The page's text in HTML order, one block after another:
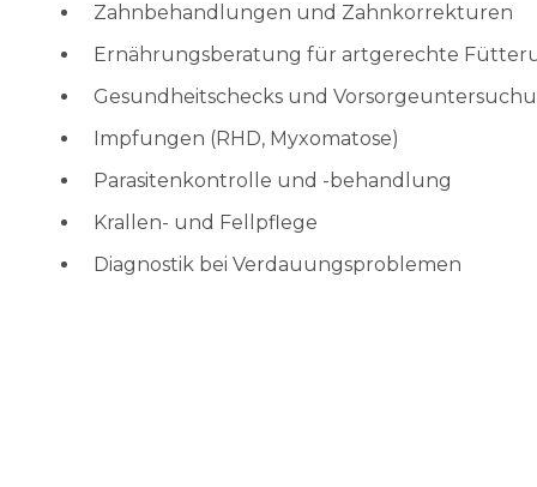
Zahnbehandlungen und Zahnkorrekturen
Ernährungsberatung für artgerechte
Gesundheitschecks und
Impfungen (RHD, Myxomatose)
Parasitenkontrolle und -behandlung
Krallen- und Fellpflege
Diagnostik bei Verdauungsproblemen